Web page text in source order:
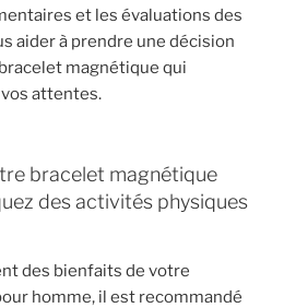
et les évaluations des
aider à prendre une décision
magnétique qui
attentes.
bracelet magnétique
des activités physiques
des bienfaits de votre
homme, il est recommandé